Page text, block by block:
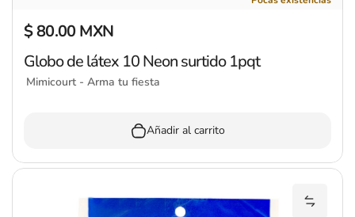
Precio regular
$ 80.00 MXN
Globo de látex 10 Neon surtido 1pqt
Mimicourt - Arma tu fiesta
Añadir al carrito